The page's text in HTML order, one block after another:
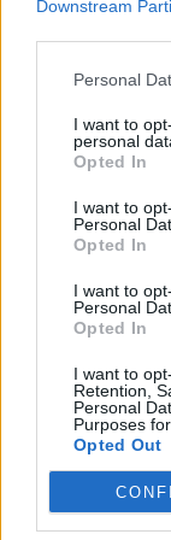
Downstream
Personal
I want to
personal
Opted In
I want to
Personal
Opted In
I want to
Personal
Opted In
I want to
Retention,
Personal
Purposes
Opted Out
Savaitės
32 laipsnių
Žinios | Orai
V. Zalužno
Ukrainos
Laidos Nauja
K. Prunskienės
ženklas“
Žinios | Lietuvos